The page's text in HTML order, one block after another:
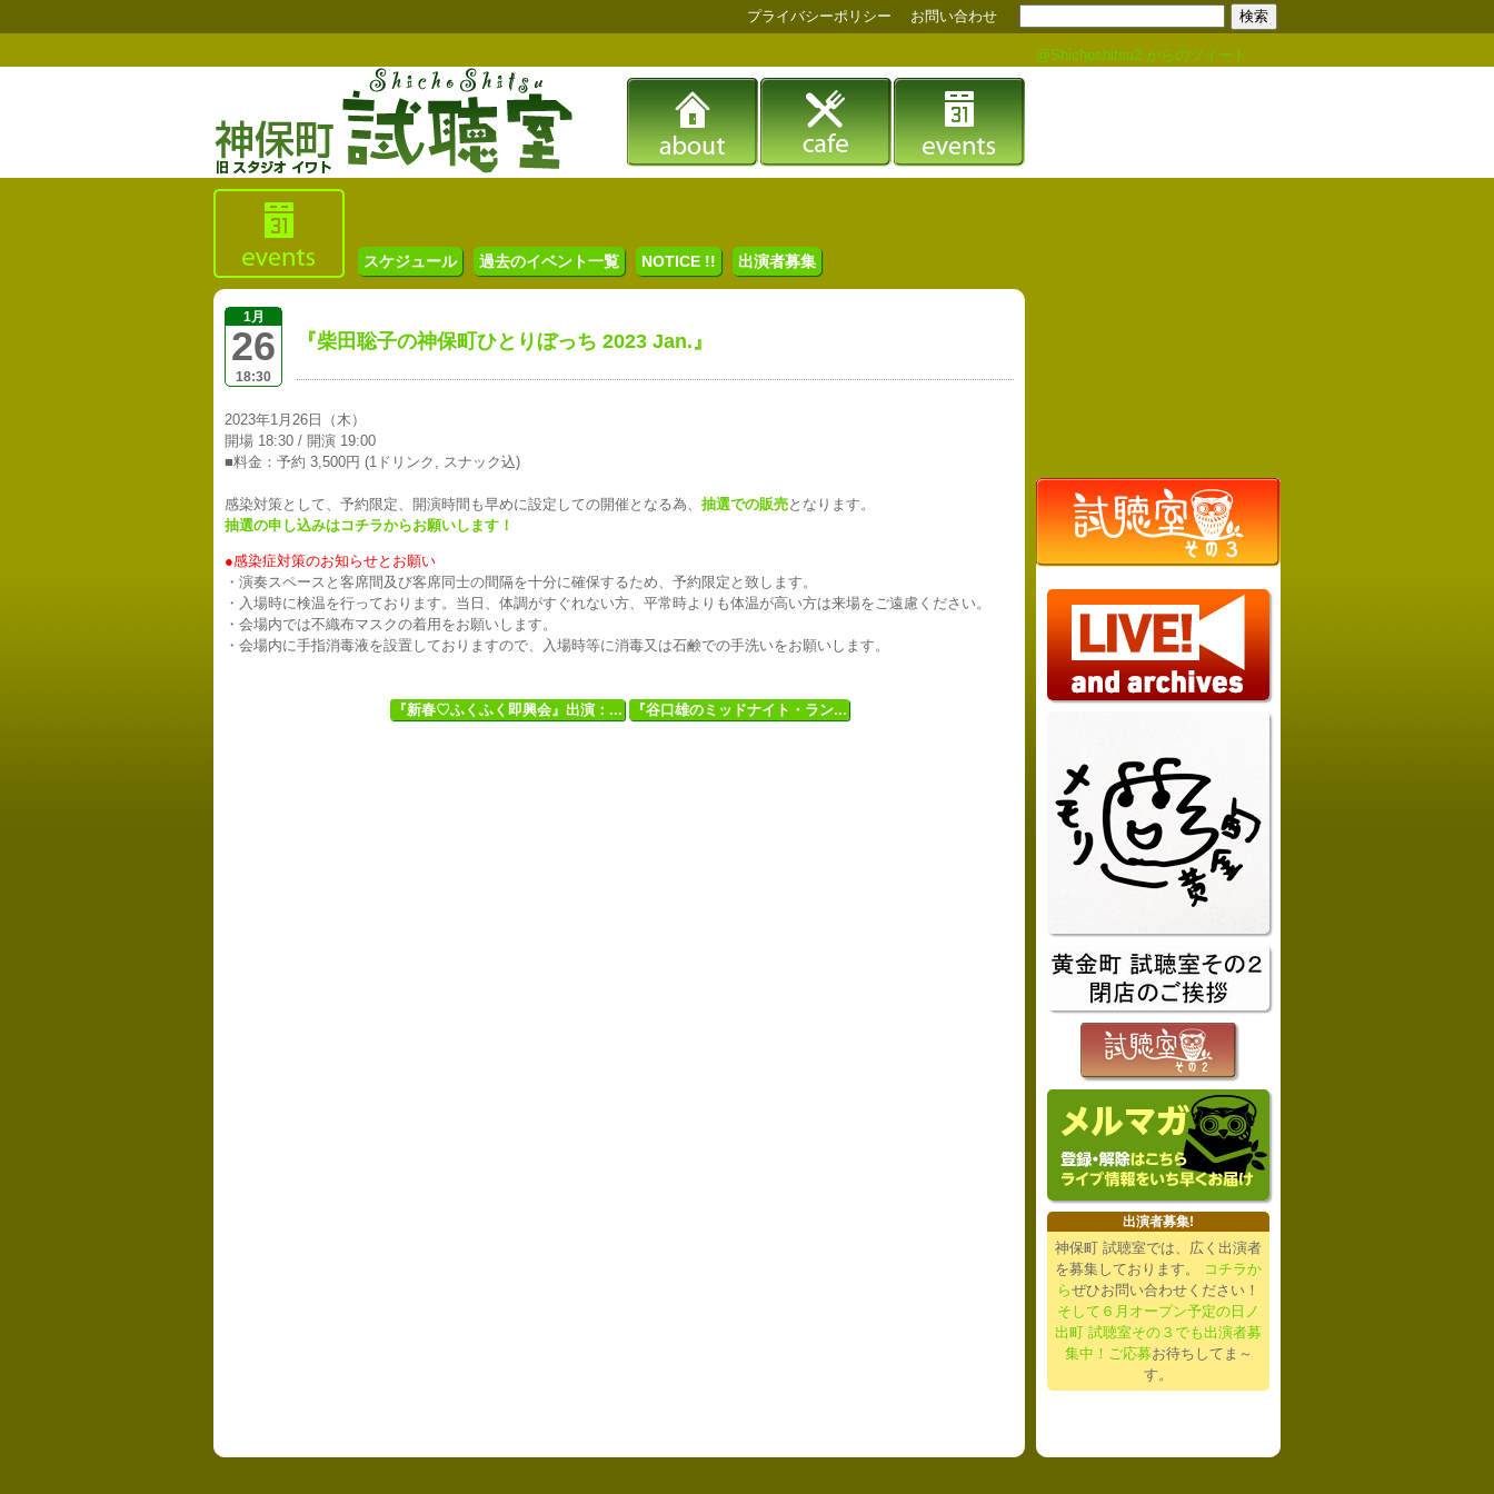
スケジュール 過去のイベント一覧 NOTICE !! 出演者募集
1月
26
18:30
『柴田聡子の神保町ひとりぼっち 2023 Jan.』
2023年1月26日（木）
開場 18:30 / 開演 19:00
■料金：予約 3,500円 (1ドリンク, スナック込)
感染対策として、予約限定、開演時間も早めに設定しての開催となる為、 抽選での販売となります。
抽選の申し込みはコチラからお願いします！
●感染症対策のお知らせとお願い
・演奏スペースと客席間及び客席同士の間隔を十分に確保するため、予約限定と致します。
・入場時に検温を行っております。当日、体調がすぐれない方、平常時よりも体温が高い方は来場をご遠慮ください。
・会場内では不織布マスクの着用をお願いします。
・会場内に手指消毒液を設置しておりますので、入場時等に消毒又は石鹸での手洗いをお願いします。
『新春♡ふくふく即興会』出演：... 『谷口雄のミッドナイト・ラン...
出演者募集!
神保町 試聴室では、広く出演者
を募集しております。
コチラか
らぜひお問い合わせください！
そして６月オープン予定の日ノ
出町 試聴室その３でも出演者募
集中！ご応募お待ちしてま～
す。
@Shichoshitsu2 からのツイート
プライバシーポリシー お問い合わせ